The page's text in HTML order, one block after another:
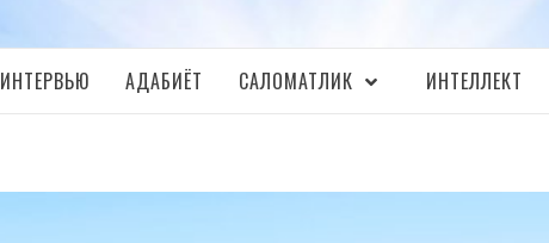
ИНТЕРВЬЮ АДАБИЁТ CАЛОМАТЛИК ИНТЕЛЛЕКТ